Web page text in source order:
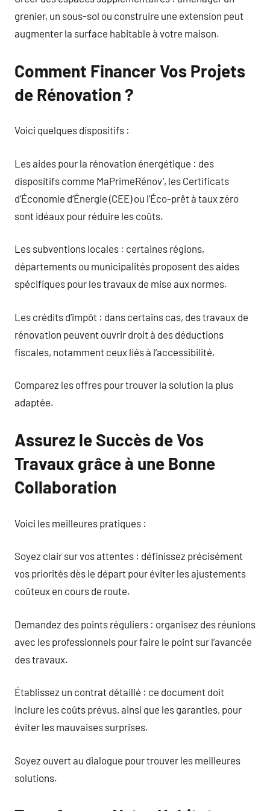
grenier, un sous-sol ou construire une extension peut
augmenter la surface habitable à votre maison.
Comment Financer Vos Projets
de Rénovation ?
Voici quelques dispositifs :
Les aides pour la rénovation énergétique : des
dispositifs comme MaPrimeRénov’, les Certificats
d’Économie d’Énergie (CEE) ou l’Éco-prêt à taux zéro
sont idéaux pour réduire les coûts.
Les subventions locales : certaines régions,
départements ou municipalités proposent des aides
spécifiques pour les travaux de mise aux normes.
Les crédits d’impôt : dans certains cas, des travaux de
rénovation peuvent ouvrir droit à des déductions
fiscales, notamment ceux liés à l’accessibilité.
Comparez les offres pour trouver la solution la plus
adaptée.
Assurez le Succès de Vos
Travaux grâce à une Bonne
Collaboration
Voici les meilleures pratiques :
Soyez clair sur vos attentes : définissez précisément
vos priorités dès le départ pour éviter les ajustements
coûteux en cours de route.
Demandez des points réguliers : organisez des réunions
avec les professionnels pour faire le point sur l’avancée
des travaux.
Établissez un contrat détaillé : ce document doit
inclure les coûts prévus, ainsi que les garanties, pour
éviter les mauvaises surprises.
Soyez ouvert au dialogue pour trouver les meilleures
solutions.